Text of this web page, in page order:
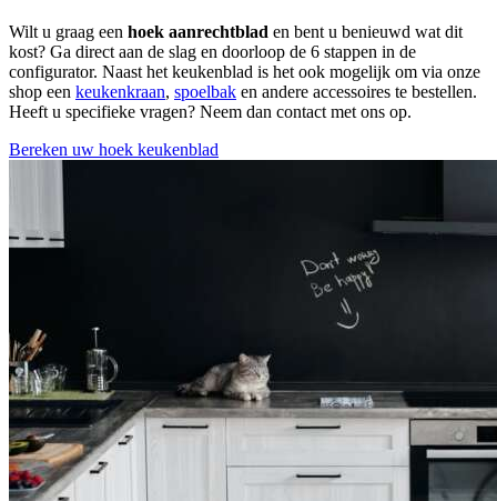
Wilt u graag een hoek aanrechtblad en bent u benieuwd wat dit
kost? Ga direct aan de slag en doorloop de 6 stappen in de
configurator. Naast het keukenblad is het ook mogelijk om via onze
shop een keukenkraan, spoelbak en andere accessoires te bestellen.
Heeft u specifieke vragen? Neem dan contact met ons op.
Bereken uw hoek keukenblad